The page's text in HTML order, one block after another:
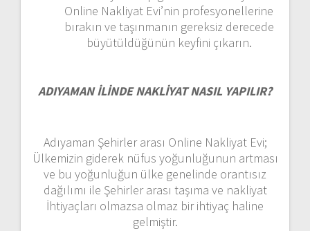
Online Nakliyat Evi’nin profesyonellerine
bırakın ve taşınmanın gereksiz derecede
büyütüldüğünün keyfini çıkarın.
ADIYAMAN İLİNDE NAKLİYAT NASIL YAPILIR?
Adıyaman Şehirler arası Online Nakliyat Evi;
Ülkemizin giderek nüfus yoğunluğunun artması
ve bu yoğunluğun ülke genelinde orantısız
dağılımı ile Şehirler arası taşıma ve nakliyat
İhtiyaçları olmazsa olmaz bir ihtiyaç haline
gelmiştir.